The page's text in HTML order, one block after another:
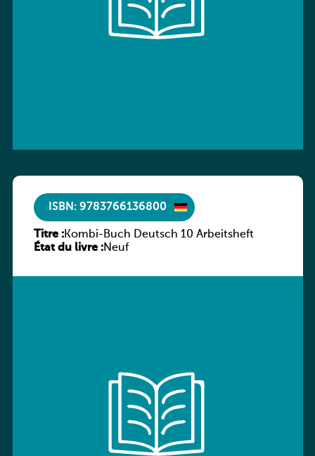
ISBN: 9783766136800
Titre :Kombi-Buch Deutsch 10 Arbeitsheft
État du livre :Neuf